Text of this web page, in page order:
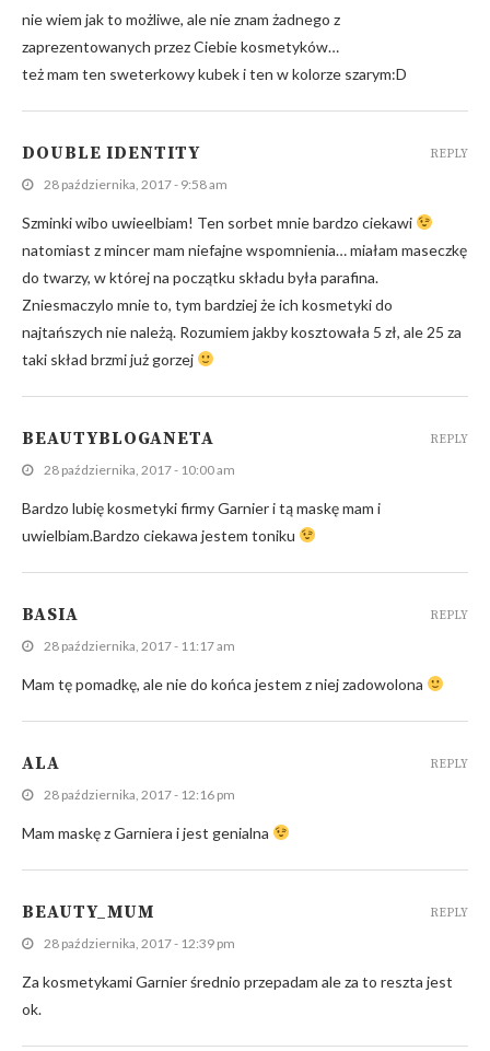
nie wiem jak to możliwe, ale nie znam żadnego z
zaprezentowanych przez Ciebie kosmetyków…
też mam ten sweterkowy kubek i ten w kolorze szarym:D
DOUBLE IDENTITY
28 października, 2017 - 9:58 am
Szminki wibo uwieelbiam! Ten sorbet mnie bardzo ciekawi
natomiast z mincer mam niefajne wspomnienia… miałam maseczkę
do twarzy, w której na początku składu była parafina.
Zniesmaczylo mnie to, tym bardziej że ich kosmetyki do
najtańszych nie należą. Rozumiem jakby kosztowała 5 zł, ale 25 za
taki skład brzmi już gorzej
REPLY
BEAUTYBLOGANETA
28 października, 2017 - 10:00 am
Bardzo lubię kosmetyki firmy Garnier i tą maskę mam i
uwielbiam.Bardzo ciekawa jestem toniku
REPLY
BASIA
28 października, 2017 - 11:17 am
Mam tę pomadkę, ale nie do końca jestem z niej zadowolona
REPLY
ALA
28 października, 2017 - 12:16 pm
Mam maskę z Garniera i jest genialna
REPLY
BEAUTY_MUM
28 października, 2017 - 12:39 pm
Za kosmetykami Garnier średnio przepadam ale za to reszta jest
ok.
REPLY